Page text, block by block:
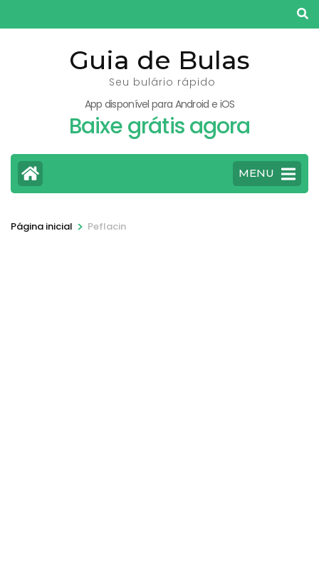
para
Guia de Bulas
Seu bulário rápido
App disponível para Android e iOS
Baixe grátis agora
MENU
Página inicial > Peflacin